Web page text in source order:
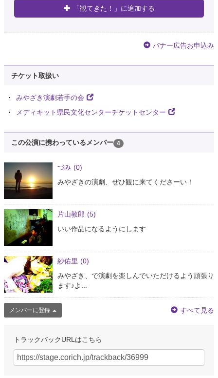
「観てきた！」に追加する
バナー広告お申込み
チケット取扱い
みやざき演劇若手の会
メディキット県民文化センターチケットセンター
この公演に携わっているメンバー 4
づみ (0)
みやざきの演劇、ぜひ観に来てくださーい！
片山敦郎 (5)
いい作品になるようにします
紗佑里 (0)
みやざき、で演劇を楽しんでいただけるよう頑張り
ます♪よ...
メンバーに登録 すべて見る
トラックバックURLはこちら